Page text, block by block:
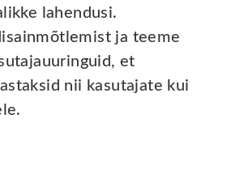
lahendusi.
ja teeme
et
nii kasutajate kui